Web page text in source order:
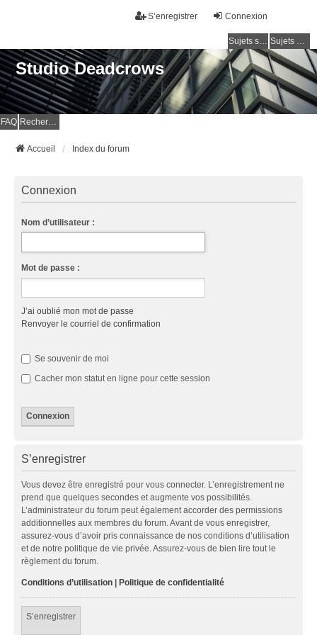
Connexion
S’enregistrer
Sujets sans réponse Sujets actifs
Studio Deadcrows
FAQ Rechercher
Accueil Index du forum
Connexion
Nom d’utilisateur :
Mot de passe :
J’ai oublié mon mot de passe
Renvoyer le courriel de confirmation
Se souvenir de moi
Cacher mon statut en ligne pour cette session
S’enregistrer
Vous devez être enregistré pour vous connecter. L’enregistrement ne
prend que quelques secondes et augmente vos possibilités.
L’administrateur du forum peut également accorder des permissions
additionnelles aux membres du forum. Avant de vous enregistrer,
assurez-vous d’avoir pris connaissance de nos conditions d’utilisation
et de notre politique de vie privée. Assurez-vous de bien lire tout le
règlement du forum.
Conditions d’utilisation | Politique de confidentialité
S’enregistrer